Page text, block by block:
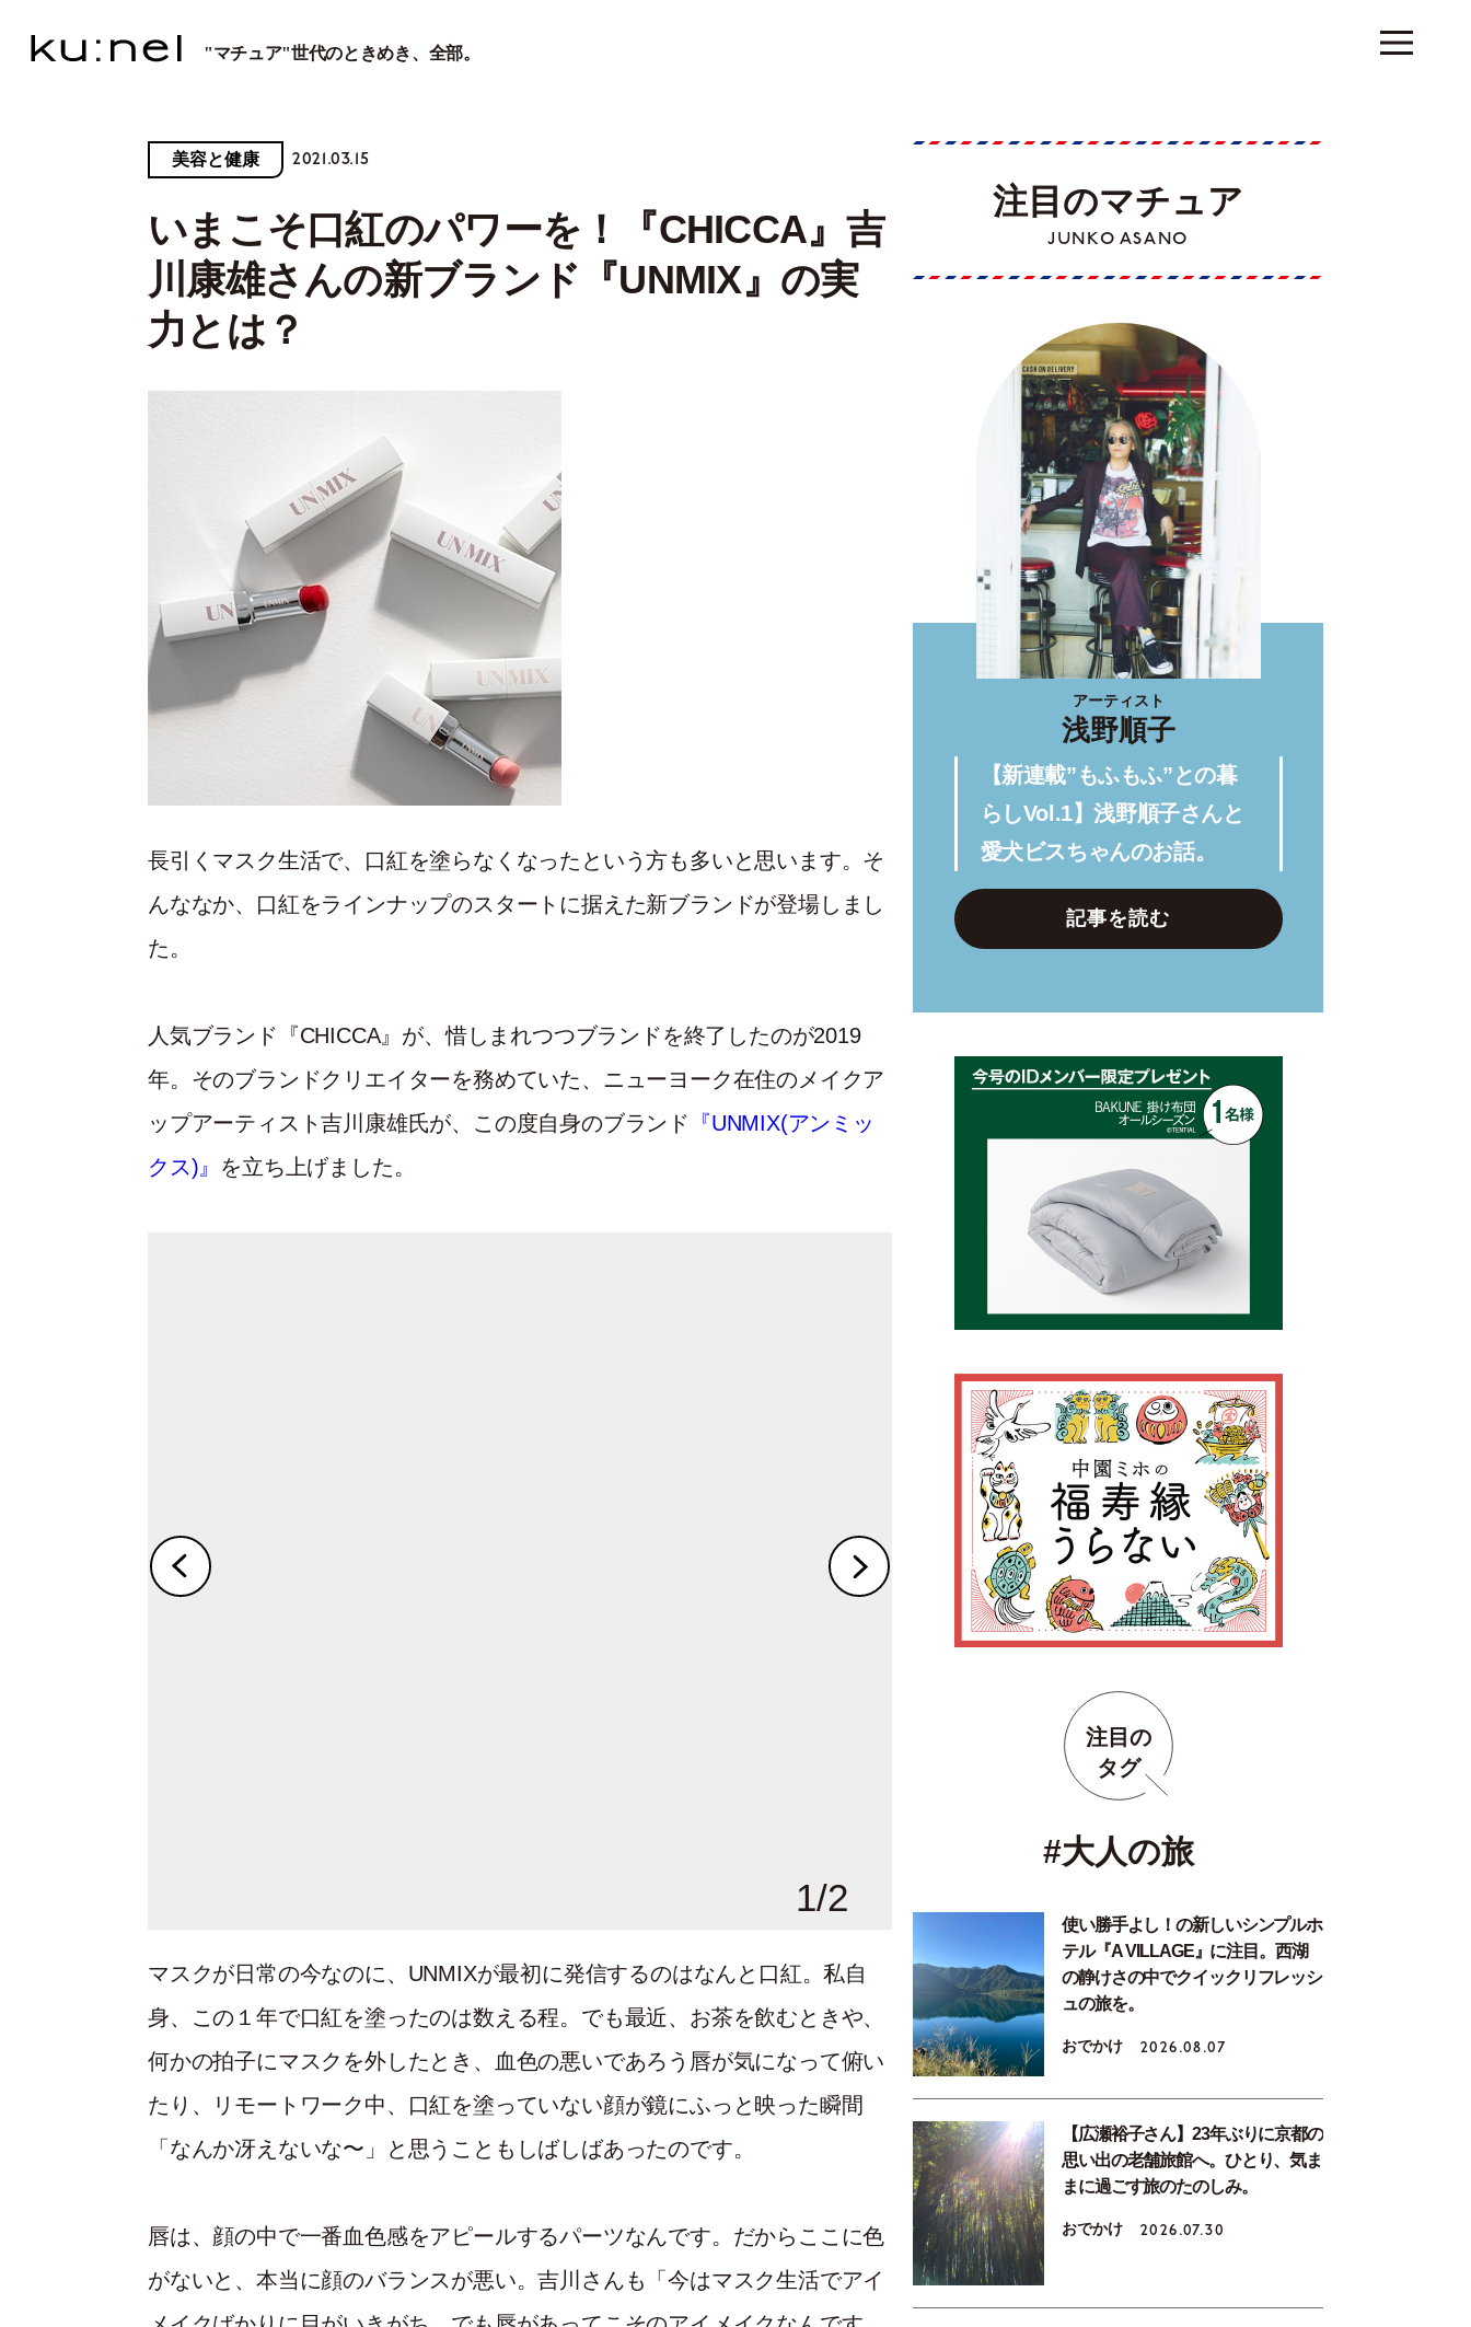
"マチュア"世代のときめき、全部。
美容と健康 2021.03.15
いまこそ口紅のパワーを！『CHICCA』吉
川康雄さんの新ブランド『UNMIX』の実
力とは？
長引くマスク生活で、口紅を塗らなくなったという方も多いと思います。そ
んななか、口紅をラインナップのスタートに据えた新ブランドが登場しまし
た。
人気ブランド『CHICCA』が、惜しまれつつブランドを終了したのが2019
年。そのブランドクリエイターを務めていた、ニューヨーク在住のメイクア
ップアーティスト吉川康雄氏が、この度自身のブランド 『UNMIX(アンミッ
クス)』 を立ち上げました。
1/2
マスクが日常の今なのに、UNMIXが最初に発信するのはなんと口紅。私自
身、この１年で口紅を塗ったのは数える程。でも最近、お茶を飲むときや、
何かの拍子にマスクを外したとき、血色の悪いであろう唇が気になって俯い
たり、リモートワーク中、口紅を塗っていない顔が鏡にふっと映った瞬間
「なんか冴えないな〜」と思うこともしばしばあったのです。
唇は、顔の中で一番血色感をアピールするパーツなんです。だからここに色
がないと、本当に顔のバランスが悪い。吉川さんも「今はマスク生活でアイ
注目のマチュア
JUNKO ASANO
アーティスト
浅野順子
【新連載”もふもふ”との暮
らしVol.1】浅野順子さんと
愛犬ビスちゃんのお話。
記事を読む
注目の
タグ
#大人の旅
使い勝手よし！の新しいシンプルホ
テル『A VILLAGE』に注目。西湖
の静けさの中でクイックリフレッシ
ュの旅を。
おでかけ 2026.08.07
【広瀬裕子さん】23年ぶりに京都の
思い出の老舗旅館へ。ひとり、気ま
まに過ごす旅のたのしみ。
おでかけ 2026.07.30